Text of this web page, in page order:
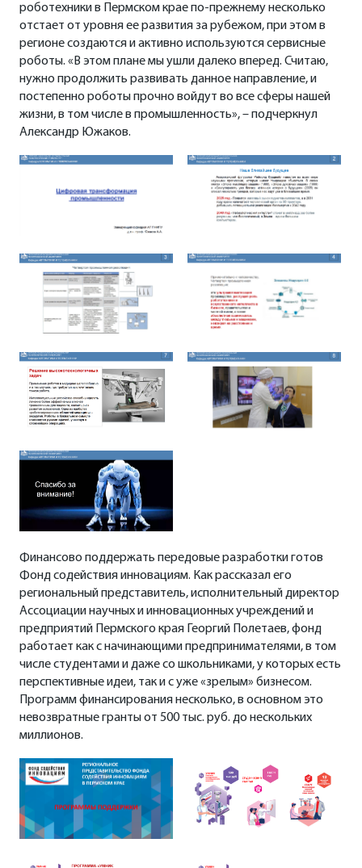
роботехники в Пермском крае по-прежнему несколько
отстает от уровня ее развития за рубежом, при этом в
регионе создаются и активно используются сервисные
роботы. «В этом плане мы ушли далеко вперед. Считаю,
нужно продолжить развивать данное направление, и
постепенно роботы прочно войдут во все сферы нашей
жизни, в том числе в промышленность», – подчеркнул
Александр Южаков.
Финансово поддержать передовые разработки готов
Фонд содействия инновациям. Как рассказал его
региональный представитель, исполнительный директор
Ассоциации научных и инновационных учреждений и
предприятий Пермского края Георгий Полетаев, фонд
работает как с начинающими предпринимателями, в том
числе студентами и даже со школьниками, у которых есть
перспективные идеи, так и с уже «зрелым» бизнесом.
Программ финансирования несколько, в основном это
невозвратные гранты от 500 тыс. руб. до нескольких
миллионов.